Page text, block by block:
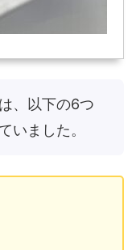
、以下の6つ
いました。